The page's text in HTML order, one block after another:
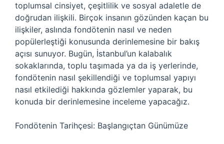
toplumsal cinsiyet, çeşitlilik ve sosyal adaletle de
doğrudan ilişkili. Birçok insanın gözünden kaçan bu
ilişkiler, aslında fondötenin nasıl ve neden
popülerleştiği konusunda derinlemesine bir bakış
açısı sunuyor. Bugün, İstanbul’un kalabalık
sokaklarında, toplu taşımada ya da iş yerlerinde,
fondötenin nasıl şekillendiği ve toplumsal yapıyı
nasıl etkilediği hakkında gözlemler yaparak, bu
konuda bir derinlemesine inceleme yapacağız.
Fondötenin Tarihçesi: Başlangıçtan Günümüze